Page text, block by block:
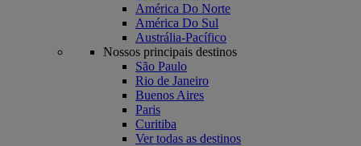
América Do Norte
América Do Sul
Austrália-Pacífico
Nossos principais destinos
São Paulo
Rio de Janeiro
Buenos Aires
Paris
Curitiba
Ver todas as destinos